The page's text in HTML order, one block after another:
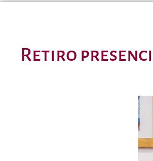
Retiro